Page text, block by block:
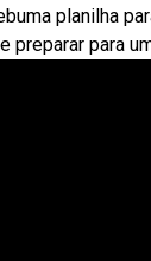
planilha
para